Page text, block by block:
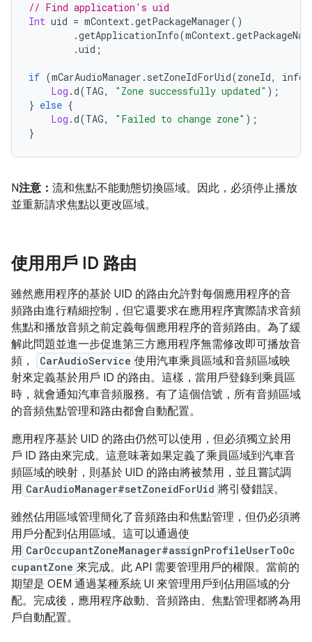
// Find application's uid
Int uid = mContext.getPackageManager()
.getApplicationInfo(mContext.
.uid ;
if (mCarAudioManager . setZoneIdForUid(zoneId, info
Log .d(TAG, "Zone successfully updated" );
} else {
Log .d(TAG, "Failed to change zone" );
}
N注意： 流和焦點不能動態切換區域。因此，必須停止播放
並重新請求焦點以更改區域。
使用用戶 ID 路由
雖然應用程序的基於 UID 的路由允許對每個應用程序的音
頻路由進行精細控制，但它還要求在應用程序實際請求音頻
焦點和播放音頻之前定義每個應用程序的音頻路由。為了緩
解此問題並進一步促進第三方應用程序無需修改即可播放音
頻，
CarAudioService 使用汽車乘員區域和音頻區域映
射來定義基於用戶 ID 的路由。這樣，當用戶登錄到乘員區
時，就會通知汽車音頻服務。有了這個信號，所有音頻區域
的音頻焦點管理和路由都會自動配置。
應用程序基於 UID 的路由仍然可以使用，但必須獨立於用
戶 ID 路由來完成。這意味著如果定義了乘員區域到汽車音
頻區域的映射，則基於 UID 的路由將被禁用，並且嘗試調
用 CarAudioManager#setZoneidForUid 將引發錯誤。
雖然佔用區域管理簡化了音頻路由和焦點管理，但仍必須將
用戶分配到佔用區域。這可以通過使
用 CarOccupantZoneManager#assignProfileUserToOc
cupantZone 來完成。此 API 需要管理用戶的權限。當前的
期望是 OEM 通過某種系統 UI 來管理用戶到佔用區域的分
配。完成後，應用程序啟動、音頻路由、焦點管理都將為用
戶自動配置。